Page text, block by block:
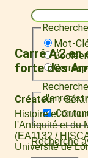
Mot-
Recherche
Carré A'2
forte des
Créateur
Histoire et
l'Antiquité et du
(EA1132 /
Université de